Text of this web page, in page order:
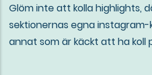
Glöm inte att kolla highlights,
sektionernas egna
annat som är käckt att ha koll